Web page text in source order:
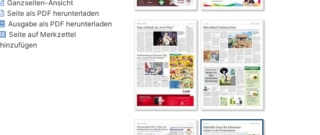
Ganzseiten-Ansicht
Seite als PDF herunterladen
Ausgabe als PDF herunterladen
Seite auf Merkzettel
hinzufügen